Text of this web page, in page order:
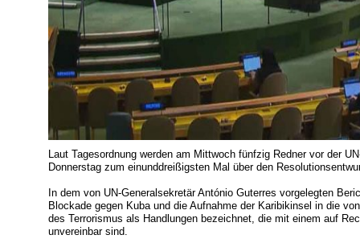
Laut Tagesordnung werden am Mittwoch fünfzig Redner vor der
Donnerstag zum einunddreißigsten Mal über den
In dem von UN-Generalsekretär António Guterres vorgelegten
Blockade gegen Kuba und die Aufnahme der Karibikinsel in die
des Terrorismus als Handlungen bezeichnet, die mit einem auf
unvereinbar sind.